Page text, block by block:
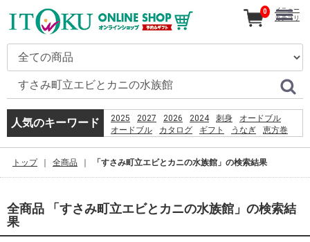
人気のキーワード 2025 2027 2026 2024 刺身
オードブル
オードブル
カタログ ギフト うなぎ
恵方巻
%D8%B3%D8%A7%D8%AD%D9%84
%D8%A8%D8%B1%D8%A7%DB%8C
%D8%A8%D8%A7%D9%86%D9%88%D8%A7%D9%86
%D8%AF%D8%A7%D8%B1%D8%AF%D8%9F
2026
booking
産直
0
メニュー
カテゴリ
トップ 全商品 「すさみ町立エビとカニの水族館」の検索結果
全商品 「すさみ町立エビとカニの水族館」の検索結
果